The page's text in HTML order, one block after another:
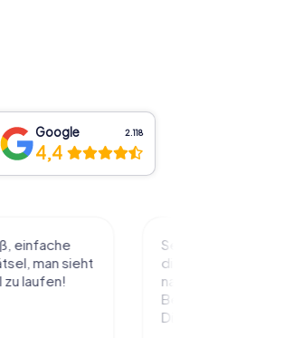
Google 2.118
4,4
Sehr schöne Idee die Stadt auf
diese Art kennenzulernen. Alles
nach eigenem Tempo und
Belieben abzulaufen und dabei
Dinge über die...